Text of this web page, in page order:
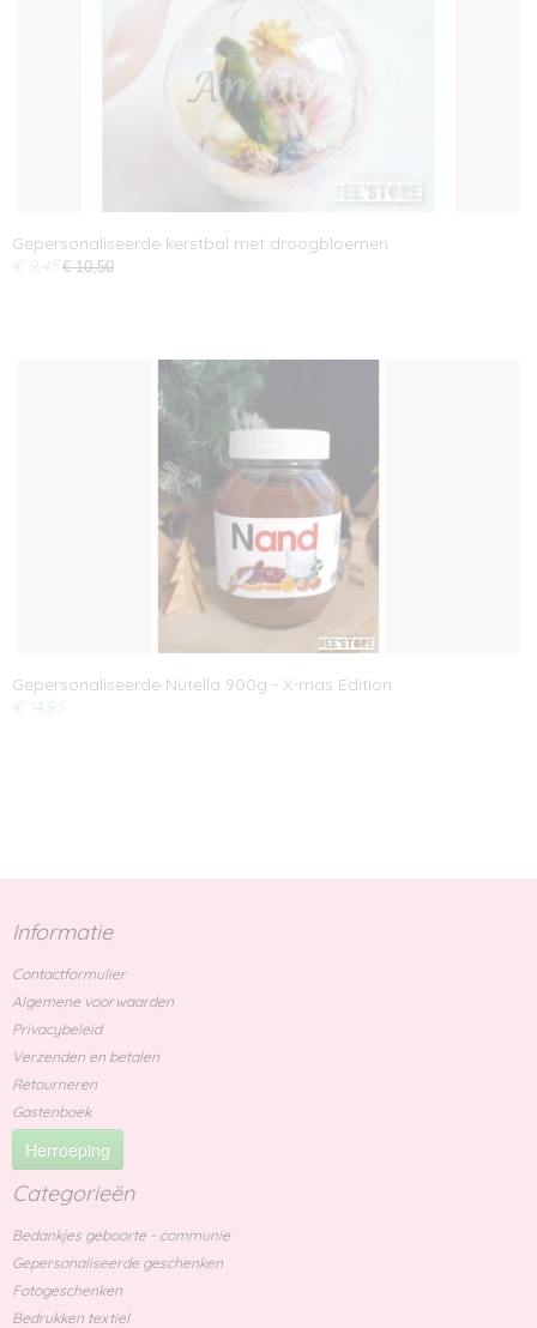
Gepersonaliseerde kerstbal met droogbloemen
€ 9,45 € 10,50
Gepersonaliseerde Nutella 900g - X-mas Edition
€ 14,95
Informatie
Contactformulier
Algemene voorwaarden
Privacybeleid
Verzenden en betalen
Retourneren
Gastenboek
Herroeping
Categorieën
Bedankjes geboorte - communie
Gepersonaliseerde geschenken
Fotogeschenken
Bedrukken textiel